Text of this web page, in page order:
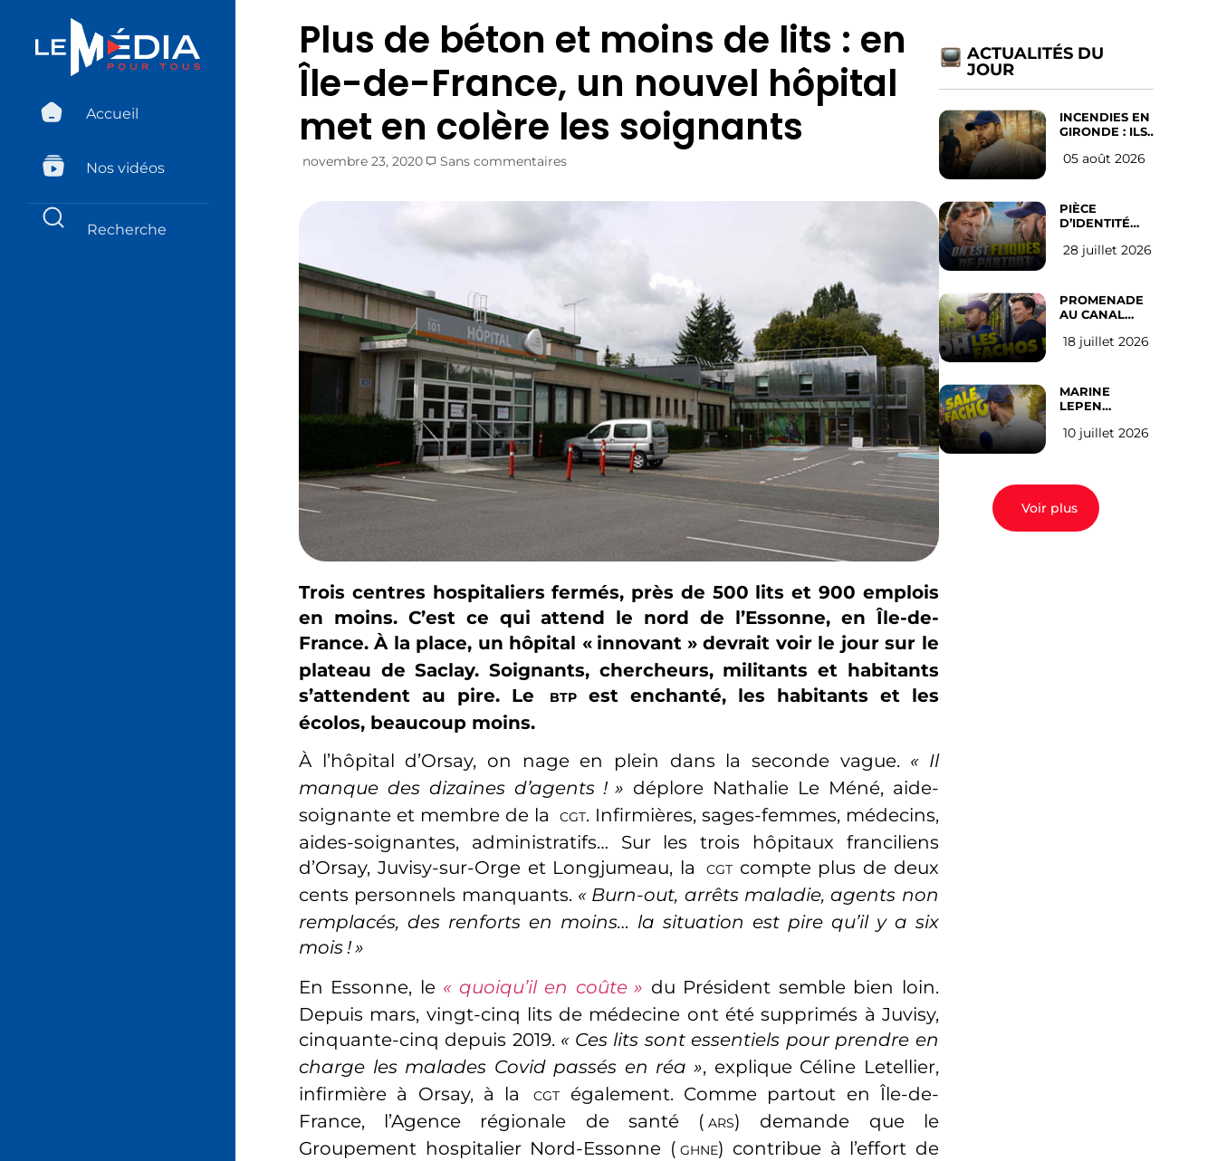
Accueil
Nos vidéos
Plus de béton et moins de lits : en
Île-de-France, un nouvel hôpital
met en colère les soignants
novembre 23, 2020 Sans commentaires
Trois centres hospitaliers fermés, près de 500 lits et 900 emplois
en moins. C’est ce qui attend le nord de l’Essonne, en Île-de-
France. À la place, un hôpital « innovant » devrait voir le jour sur le
plateau de Saclay. Soignants, chercheurs, militants et habitants
s’attendent au pire. Le
BTPest enchanté, les habitants et les
écolos, beaucoup moins.
À l’hôpital d’Orsay, on nage en plein dans la seconde vague. « Il
manque des dizaines d’agents ! » déplore Nathalie Le Méné, aide-
soignante et membre de la
CGT. Infirmières, sages-femmes, médecins,
aides-soignantes, administratifs… Sur les trois hôpitaux franciliens
d’Orsay, Juvisy-sur-Orge et Longjumeau, la
CGTcompte plus de deux
cents personnels manquants. « Burn-out, arrêts maladie, agents non
remplacés, des renforts en moins… la situation est pire qu’il y a six
mois!»
En Essonne, le « quoiqu’il en coûte » du Président semble bien loin.
Depuis mars, vingt-cinq lits de médecine ont été supprimés à Juvisy,
cinquante-cinq depuis 2019. « Ces lits sont essentiels pour prendre en
charge les malades Covid passés en réa », explique Céline Letellier,
infirmière à Orsay, à la
CGT
également. Comme partout en Île-de-
France, l’Agence régionale de santé ( ARS) demande que le
Groupement hospitalier Nord-Essonne ( GHNE) contribue à l’effort de
ACTUALITÉS DU
JOUR
INCENDIES EN
GIRONDE : ILS
D’ABANDONNER
05 août 2026
PIÈCE
D’IDENTITÉ
SUR LES
l’avis des
Français
28 juillet 2026
PROMENADE
AU CANAL
(les gauchistes
18 juillet 2026
MARINE
LEPEN
EN 2027 : l’avis
10 juillet 2026
Voir plus